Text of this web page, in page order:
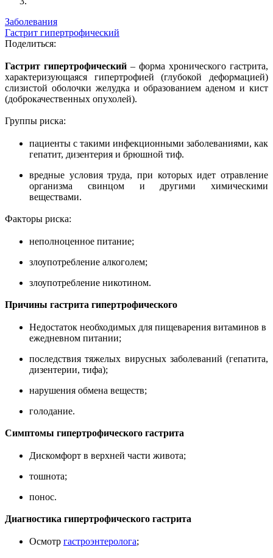
Заболевания
Гастрит гипертрофический
Поделиться:
Гастрит гипертрофический – форма хронического гастрита,
характеризующаяся гипертрофией (глубокой деформацией)
слизистой оболочки желудка и образованием аденом и кист
(доброкачественных опухолей).
Группы риска:
пациенты с такими инфекционными заболеваниями, как
гепатит, дизентерия и брюшной тиф.
вредные условия труда, при которых идет отравление
организма свинцом и другими химическими
веществами.
Факторы риска:
неполноценное питание;
злоупотребление алкоголем;
злоупотребление никотином.
Причины гастрита гипертрофического
Недостаток необходимых для пищеварения витаминов в
ежедневном питании;
последствия тяжелых вирусных заболеваний (гепатита,
дизентерии, тифа);
нарушения обмена веществ;
голодание.
Симптомы гипертрофического гастрита
Дискомфорт в верхней части живота;
тошнота;
понос.
Диагностика гипертрофического гастрита
Осмотр гастроэнтеролога;